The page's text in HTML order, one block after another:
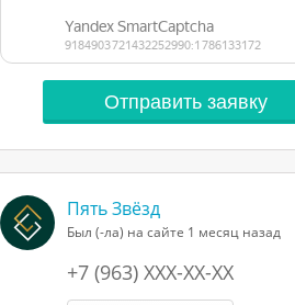
Пять Звёзд
Был (-ла) на сайте 1 месяц назад
+7 (963) XXX-XX-XX